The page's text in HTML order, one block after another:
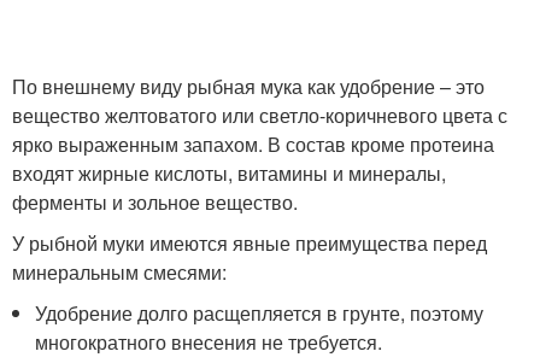
По внешнему виду рыбная мука как удобрение – это
вещество желтоватого или светло-коричневого цвета с
ярко выраженным запахом. В состав кроме протеина
входят жирные кислоты, витамины и минералы,
ферменты и зольное вещество.
У рыбной муки имеются явные преимущества перед
минеральным смесями:
Удобрение долго расщепляется в грунте, поэтому
многократного внесения не требуется.